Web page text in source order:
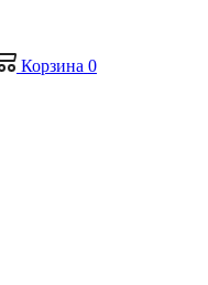
Корзина 0